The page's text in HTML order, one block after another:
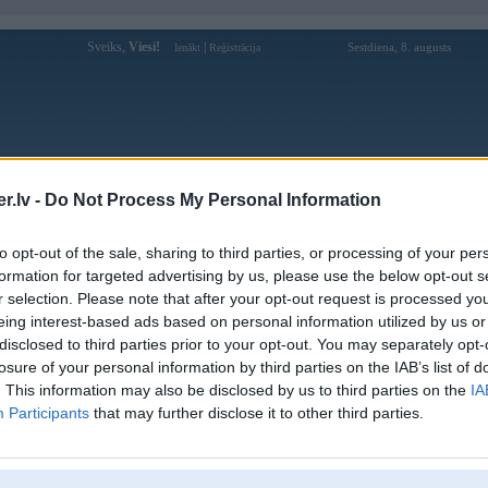
- Do Not Process My Personal Information
opt-out of the sale, sharing to third parties, or processing of your
for targeted advertising by us, please use the below opt-out
selection. Please note that after your opt-out request is processed
interest-based ads based on personal information utilized by us
to third parties prior to your opt-out. You may separately
of your personal information by third parties on the IAB’s list of
This information may also be disclosed by us to third parties on the
Participants that may further disclose it to other third parties.
Sveiks, Viesi! Ienākt Reģistrācija Sestdiena, 8. augusts
Forums Galerijas Reģistrācija Lietotāji
Lietotāja Fasteners profils
Pēdējo reizi manīts: 06. Mar 2018, 19:44
Lietotājvārds:
Fasteners
Braucu ar:
nāsi pa pulveri
Ziņojumi forumā:
[Pēdējie ziņojumi forumā]